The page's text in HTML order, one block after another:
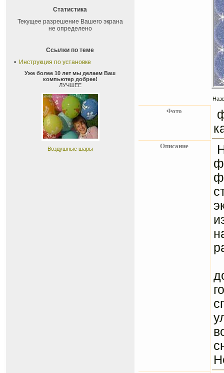
Статистика
Текущее разрешение Вашего экрана
не определено
Ссылки по теме
• Инструкция по установке
Уже более 10 лет мы делаем Ваш
компьютер добрее!
ЛУЧШЕЕ
Воздушные шары
Фото
Описание